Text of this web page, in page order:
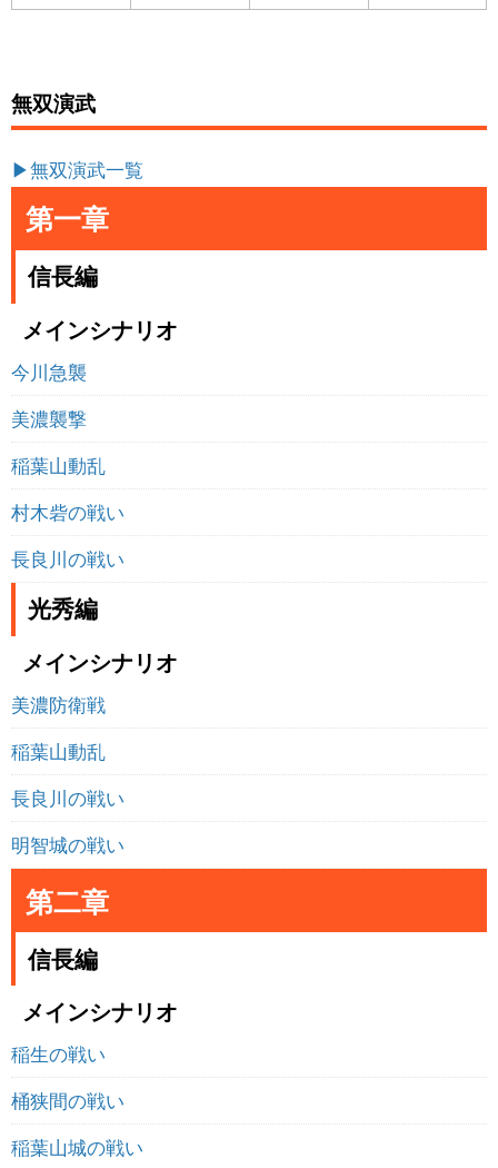
無双演武
▶無双演武一覧
第一章
信長編
メインシナリオ
今川急襲
美濃襲撃
稲葉山動乱
村木砦の戦い
長良川の戦い
光秀編
メインシナリオ
美濃防衛戦
稲葉山動乱
長良川の戦い
明智城の戦い
第二章
信長編
メインシナリオ
稲生の戦い
桶狭間の戦い
稲葉山城の戦い